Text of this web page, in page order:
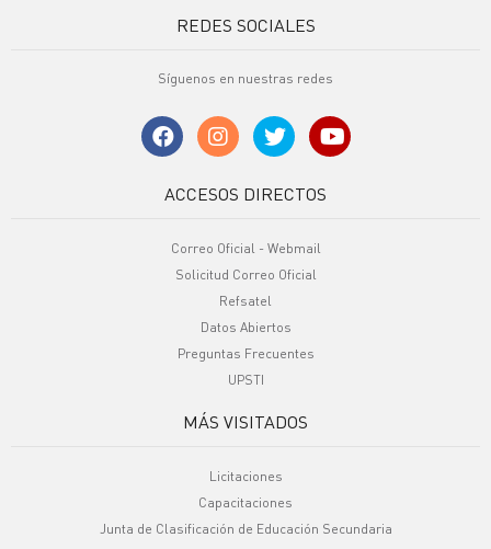
REDES SOCIALES
Síguenos en nuestras redes
ACCESOS DIRECTOS
Correo Oficial - Webmail
Solicitud Correo Oficial
Refsatel
Datos Abiertos
Preguntas Frecuentes
UPSTI
MÁS VISITADOS
Licitaciones
Capacitaciones
Junta de Clasificación de Educación Secundaria